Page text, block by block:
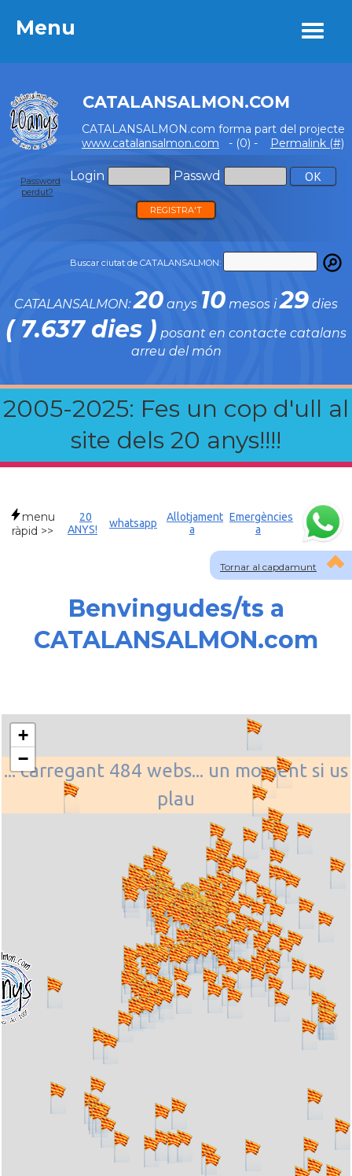
Menu
CATALANSALMON.COM
CATALANSALMON.com forma part del projecte
www.catalansalmon.com - (0) - Permalink (#)
Login Passwd
Password
perdut?
REGISTRA'T
Buscar ciutat de CATALANSALMON:
CATALANSALMON:20 anys 10 mesos i29 dies
( 7.637 dies ) posant en contacte catalans
arreu del món
2005-2025: Fes un cop d'ull al
site dels 20 anys!!!!
Menu
Tornar al capdamunt
menu
ràpid >>
20
ANYS!
whatsapp
Allotjament
a
Emergències
a
Benvingudes/ts a
CATALANSALMON.com
... carregant 484 webs... un moment si us
plau
+
−